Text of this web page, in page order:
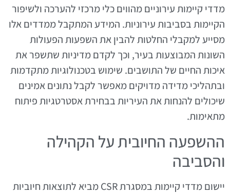
מדדי קיימות עירוניים מהווים כלי מרכזי להערכה ולשיפור
הקיימות בסביבות עירוניות. המידע המתקבל ממדדים אלו
מסייע למקבלי החלטות להבין את השפעות הפעולות
השונות המבוצעות בעיר, וכך לקדם מדיניות שתשפר את
איכות החיים של התושבים. שימוש בטכנולוגיות מתקדמות
ובתהליכי מדידה מדויקים מאפשר לקבל נתונים אמינים
שיכולים להנחות את העיריות בבחירת אסטרטגיות פיתוח
מתאימות.
ההשפעה החיובית על הקהילה
והסביבה
יישום מדדי קיימות במסגרת CSR מביא לתוצאות חיוביות